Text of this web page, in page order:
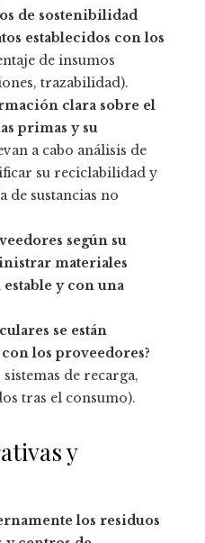
de sostenibilidad
establecidos con los
de insumos
trazabilidad).
clara sobre el
primas y su
a cabo análisis de
su reciclabilidad y
de sustancias no
según su
materiales
y con una
se están
los proveedores?
de recarga,
tras el consumo).
y
los residuos